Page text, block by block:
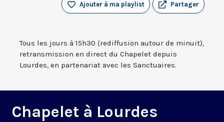
Partager
Ajouter à ma playlist
Tous les jours à 15h30 (rediffusion autour de minuit),
retransmission en direct du Chapelet depuis
Lourdes, en partenariat avec les Sanctuaires.
Chapelet à Lourdes